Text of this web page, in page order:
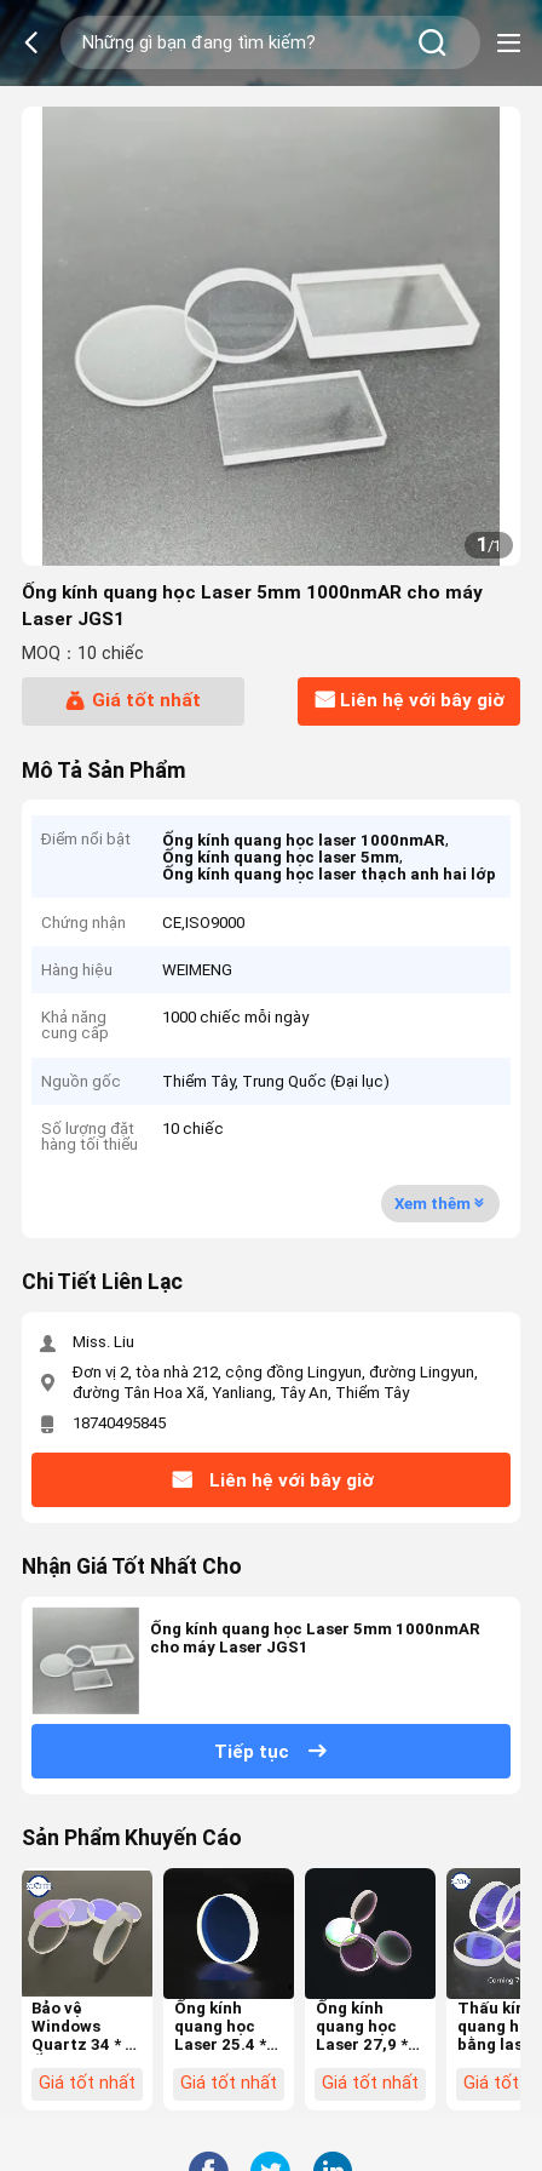
1/1
Ống kính quang học Laser 5mm 1000nmAR cho máy
Laser JGS1
MOQ：10 chiếc
Giá tốt nhất Liên hệ với bây giờ
Mô Tả Sản Phẩm
Điểm nổi bật Ống kính quang học laser 1000nmAR,
Ống kính quang học laser 5mm,
Ống kính quang học laser thạch anh hai lớp
Chứng nhận CE,ISO9000
Hàng hiệu WEIMENG
Khả năng
cung cấp
1000 chiếc mỗi ngày
Nguồn gốc Thiểm Tây, Trung Quốc (Đại lục)
Số lượng đặt
hàng tối thiểu
10 chiếc
Xem thêm
Chi Tiết Liên Lạc
Miss. Liu
Đơn vị 2, tòa nhà 212, cộng đồng Lingyun, đường Lingyun,
đường Tân Hoa Xã, Yanliang, Tây An, Thiểm Tây
18740495845
Liên hệ với bây giờ
Nhận Giá Tốt Nhất Cho
Ống kính quang học Laser 5mm 1000nmAR
cho máy Laser JGS1
Tiếp tục
Sản Phẩm Khuyến Cáo
Bảo vệ
Windows
Quartz 34 * 5
quang học
Giá tốt nhất
Ống kính
quang học
Laser 25.4 *
Thạch anh
cao
Giá tốt nhất
Ống kính
quang học
Laser 27,9 *
1064nmAR
Silica cho
Giá tốt nhất
Thấu kính
quang học
bằng laser
Corning
Giá tốt